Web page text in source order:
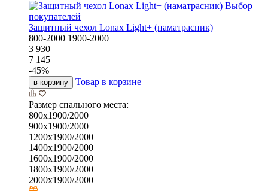
Выбор
покупателей
Защитный чехол Lonax Light+ (наматрасник)
800-2000 1900-2000
3 930
7 145
-45%
в корзину Товар в корзине
Размер спального места:
800х1900/2000
900х1900/2000
1200х1900/2000
1400х1900/2000
1600х1900/2000
1800х1900/2000
2000х1900/2000